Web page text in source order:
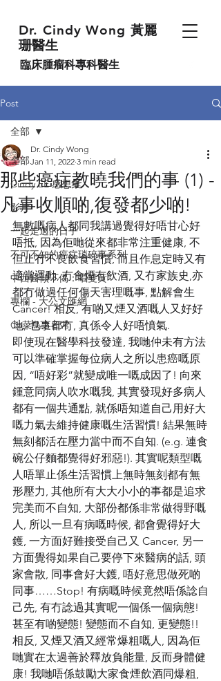
Dr. Cindy Wong黃麗
珊醫生
臨床腫瘤科專科醫生
Post
全部
Cindy EE 感想集
影片
一起走過的日子
不可不知的癌症瑣碎事系列
中西醫傾下偈：唱雙黄
專欄 - 大公文匯網
Ca菜鳥之日常
全部
那些癌症教曉我們的事 (1) -
凡事收順啲,復發都少啲!
Dr. Cindy Wong
Jan 11, 2022 3 min read
無數嘅病人都同我講過覺得好唔甘心好
唔抵, 因為佢哋從來都非常注重健康, 不
但止冇不良飲食習慣, 而且作息定時又有
適當運動, 冇食煙冇飲酒, 又冇家族史,亦
都冇做過任何傷天害理嘅事, 點解會生
Cancer! 相反, 有啲又煙又酒嘅人又好好
地, 乜事都冇, 真係令人好唔憤氣.
即使現在醫學科技發達, 我哋仲未有方法
可以準確掌握每位病人之所以患癌嘅原
因, “唔好彩”就變成唯一嘅成因了! 向來
鍾意同病人吹水嘅我, 其實發現好多病人
都有一個共通點, 就係唔知道自己用好大
嘅力氣去維持健康嘅生活習慣! 結果無時
無刻都活在壓力當中而不自知. (e.g. 連食
碗公仔麵都覺得好邪惡!). 其實呢類型嘅
人唔單止係生活習慣上無時無刻都有無
形壓力, 其他所有大大小小的事都是追求
完美而不自知, 大部份都係非常做得野嘅
人, 所以一旦有病嘅時候, 都會覺得好大
鑊, 一方面好難接受自己又 Cancer, 另一
方面覺得如果自己要停下來醫病的話, 頭
家會散, 同事會好大鑊, 唔好意思做死啲
同事……Stop! 有病嘅時候竟然唔係諗自
己先, 有冇諗過其實呢一個係一個病態!
甚至有啲變態! 變態而不自知, 更變態!!
相反, 又煙又酒又經常爆粗嘅人, 因為佢
哋實在太過善於釋放負能量, 反而身體健
康! 我哋唔係鼓勵大家食煙飲酒同爆粗,